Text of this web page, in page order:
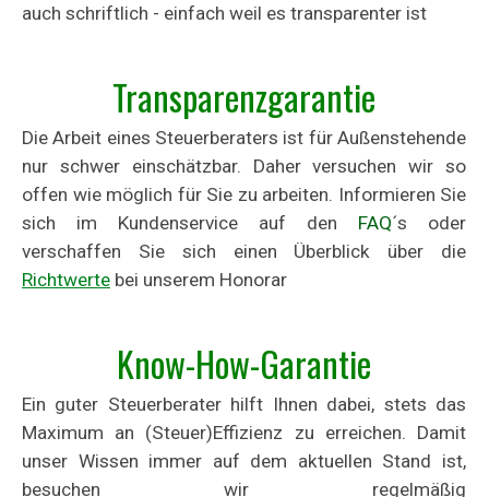
auch schriftlich - einfach weil es transparenter ist
Transparenzgarantie
Die Arbeit eines Steuerberaters ist für Außenstehende
nur schwer einschätzbar. Daher versuchen wir so
offen wie möglich für Sie zu arbeiten. Informieren Sie
sich im Kundenservice auf den FAQ´s oder
verschaffen Sie sich einen Überblick über die
Richtwerte bei unserem Honorar
Know-How-Garantie
Ein guter Steuerberater hilft Ihnen dabei, stets das
Maximum an (Steuer)Effizienz zu erreichen. Damit
unser Wissen immer auf dem aktuellen Stand ist,
besuchen wir regelmäßig